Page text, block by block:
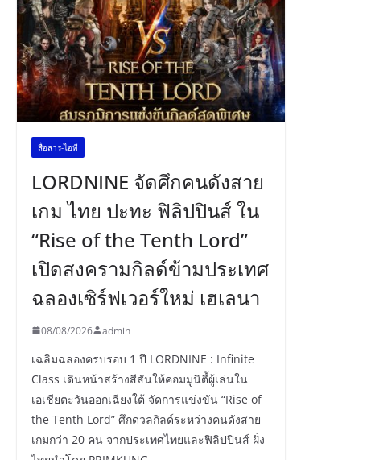
สื่อสาร-ไอที
LORDNINE จัดศึกคนดังสาย
เกม ไทย ปะทะ ฟิลิปปินส์ ใน
“Rise of the Tenth Lord”
เปิดสงครามกิลด์ข้ามประเทศ
ฉลองเซิร์ฟเวอร์ใหม่ เฮเลนา
08/08/2026 admin
เฉลิมฉลองครบรอบ 1 ปี LORDNINE : Infinite
Class เดินหน้าสร้างสีสันให้คอมมูนิตี้ผู้เล่นใน
เอเชียตะวันออกเฉียงใต้ จัดการแข่งขัน “Rise of
the Tenth Lord” ศึกดวลกิลด์ระหว่างคนดังสาย
เกมกว่า 20 คน จากประเทศไทยและฟิลิปปินส์ ฝั่ง